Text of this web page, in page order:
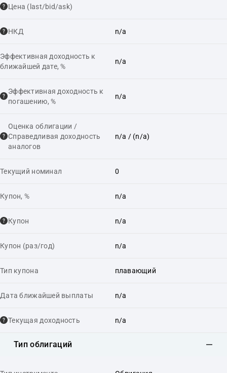
Цена (last/bid/ask)
НКД n/a
Эффективная доходность к
ближайшей дате, %
n/a
Эффективная доходность к
погашению, %
n/a
Оценка облигации /
Справедливая доходность
аналогов
n/a / (n/a)
Текущий номинал 0
Купон, % n/a
Купон n/a
Купон (раз/год) n/a
Тип купона плавающий
Дата ближайшей выплаты n/a
Текущая доходность n/a
Тип облигаций